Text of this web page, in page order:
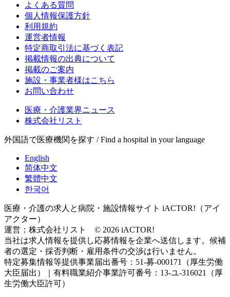
よくある質問
個人情報保護方針
利用規約
運営者情報
特定商取引法に基づく表記
掲載情報の出典について
掲載のご案内
施設・事業者様はこちら
お問い合わせ
医療・介護業界ニュース
株式会社リスト
外国語で医療機関を探す / Find a hospital in your language
English
简体中文
繁體中文
한국어
医療・介護の求人と病院・施設情報サイト iACTOR!（アイ
アクター）
運営：株式会社リスト © 2026 iACTOR!
当社は求人情報を提供し応募情報を企業へ送信します。候補
者の選定・採否判断・雇用条件の交渉は行いません。
特定募集情報等提供事業届出番号：51-募-000171（厚生労働
大臣届出）｜有料職業紹介事業許可番号：13-ユ-316021（厚
生労働大臣許可）